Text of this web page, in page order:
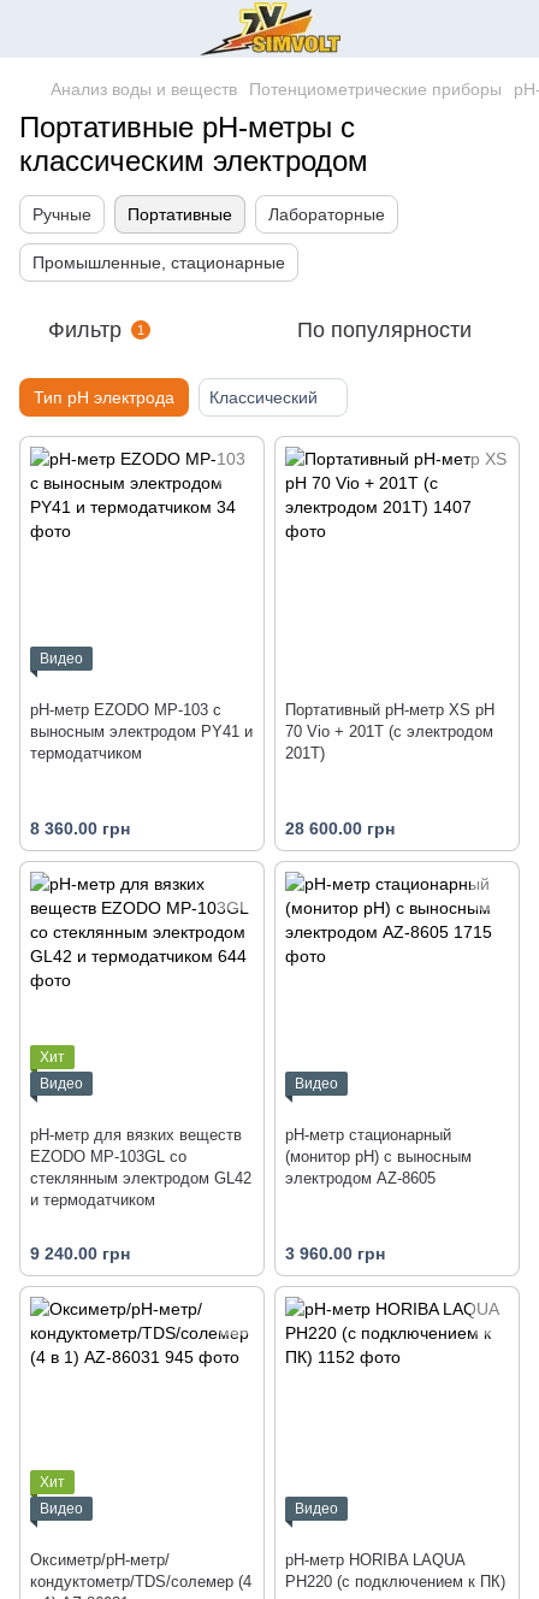
Анализ воды и веществ Потенциометрические приборы
Портативные pH-метры с
классическим электродом
Ручные Портативные Лабораторные
Промышленные, стационарные
Фильтр 1 По популярности
Тип pH электрода Классический
Видео
рН-метр EZODO MP-103 с
выносным электродом PY41 и
термодатчиком
8 360.00 грн
Портативный pH-метр XS pH
70 Vio + 201T (с электродом
201T)
28 600.00 грн
Хит
Видео
рН-метр для вязких веществ
EZODO MP-103GL со
стеклянным электродом GL42
и термодатчиком
9 240.00 грн
Видео
pH-метр стационарный
(монитор pH) с выносным
электродом AZ-8605
3 960.00 грн
Хит
Видео
Оксиметр/рН-метр/
кондуктометр/TDS/солемер (4
Видео
pH-метр HORIBA LAQUA
PH220 (с подключением к ПК)